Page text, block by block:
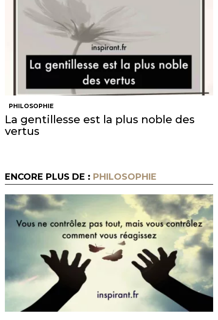
PHILOSOPHIE
La gentillesse est la plus noble des
vertus
ENCORE PLUS DE : PHILOSOPHIE